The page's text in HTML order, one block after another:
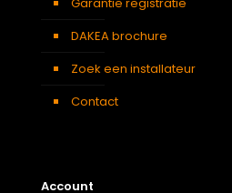
DAKEA brochure
Zoek een installateur
Contact
Account